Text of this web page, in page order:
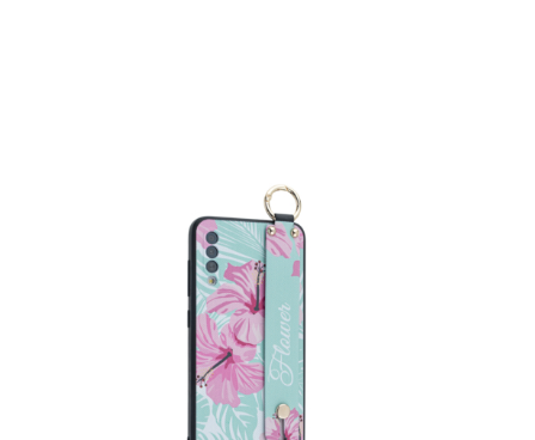
молочный
Силиконовый чехол
Clear для Samsung
Galaxy A70 бантики
Силиконовый чехол
Electroplate case для
Samsung Galaxy A70
песочно-розовый
Силиконовый чехол
Soft для Samsung